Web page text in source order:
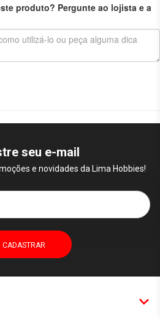
produto? Pergunte ao lojista e a
seu e-mail
e novidades da Lima Hobbies!